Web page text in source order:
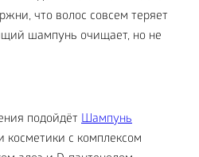
что волос совсем теряет
шампунь очищает, но не
подойдёт Шампунь
косметики с комплексом